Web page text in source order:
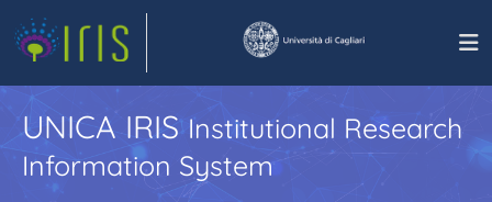
UNICA IRISInstitutional Research
Information System